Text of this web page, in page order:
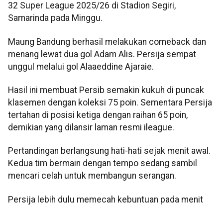
32 Super League 2025/26 di Stadion Segiri,
Samarinda pada Minggu.
Maung Bandung berhasil melakukan comeback dan
menang lewat dua gol Adam Alis. Persija sempat
unggul melalui gol Alaaeddine Ajaraie.
Hasil ini membuat Persib semakin kukuh di puncak
klasemen dengan koleksi 75 poin. Sementara Persija
tertahan di posisi ketiga dengan raihan 65 poin,
demikian yang dilansir laman resmi ileague.
Pertandingan berlangsung hati-hati sejak menit awal.
Kedua tim bermain dengan tempo sedang sambil
mencari celah untuk membangun serangan.
Persija lebih dulu memecah kebuntuan pada menit